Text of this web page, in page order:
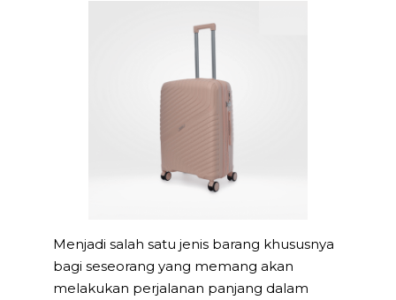
Menjadi salah satu jenis barang khususnya
bagi seseorang yang memang akan
melakukan perjalanan panjang dalam